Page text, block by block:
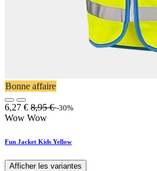
Bonne affaire
6,27 € 8,95€ -30%
Wow Wow
Fun Jacket Kids Yellow
Afficher les variantes